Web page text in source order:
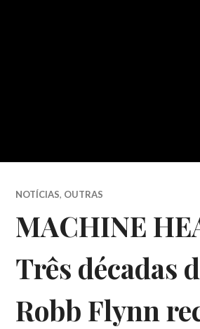
NOTÍCIAS, OUTRAS
MACHINE
Três décadas
Robb Flynn